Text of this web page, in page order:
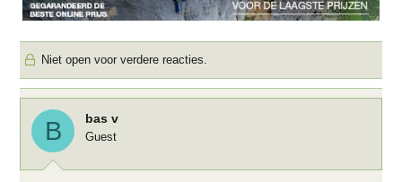
w
e
r
p
s
t
a
t
e
d
a
t
u
m
Niet open voor verdere reacties.
B bas v
Guest